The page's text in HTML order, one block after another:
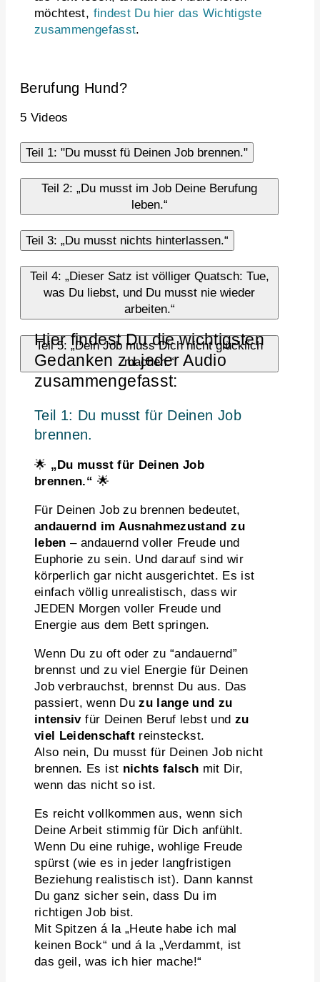
möchtest, findest Du hier das Wichtigste
zusammengefasst.
Berufung Hund?
5 Videos
Teil 1: "Du musst fü Deinen Job brennen."
Teil 2: „Du musst im Job Deine Berufung
leben.“
Teil 3: „Du musst nichts hinterlassen.“
Teil 4: „Dieser Satz ist völliger Quatsch: Tue,
was Du liebst, und Du musst nie wieder
arbeiten.“
Teil 5: „Dein Job muss Dich nicht glücklich
machen.“
Hier findest Du die wichtigsten
Gedanken zu jeder Audio
zusammengefasst:
Teil 1: Du musst für Deinen Job
brennen.
🌟 „Du musst für Deinen Job
brennen.“ 🌟
Für Deinen Job zu brennen bedeutet,
andauernd im Ausnahmezustand zu
leben – andauernd voller Freude und
Euphorie zu sein. Und darauf sind wir
körperlich gar nicht ausgerichtet. Es ist
einfach völlig unrealistisch, dass wir
JEDEN Morgen voller Freude und
Energie aus dem Bett springen.
Wenn Du zu oft oder zu “andauernd”
brennst und zu viel Energie für Deinen
Job verbrauchst, brennst Du aus. Das
passiert, wenn Duzu lange und zu
intensivfür Deinen Beruf lebst und zu
viel Leidenschaftreinsteckst.
Also nein, Du musst für Deinen Job nicht
brennen. Es ist nichts falsch mit Dir,
wenn das nicht so ist.
Es reicht vollkommen aus, wenn sich
Deine Arbeit stimmig für Dich anfühlt.
Wenn Du eine ruhige, wohlige Freude
spürst (wie es in jeder langfristigen
Beziehung realistisch ist). Dann kannst
Du ganz sicher sein, dass Du im
richtigen Job bist.
Mit Spitzen á la „Heute habe ich mal
keinen Bock“ und á la „Verdammt, ist
das geil, was ich hier mache!“